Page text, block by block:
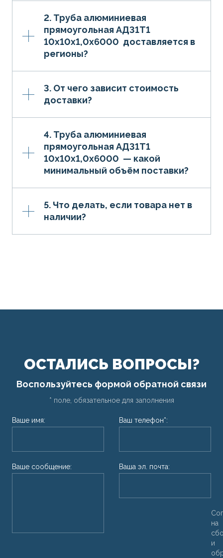
2. Труба алюминиевая
прямоугольная АД31Т1
10х10х1,0х6000 доставляется в
регионы?
3. От чего зависит стоимость
доставки?
4. Труба алюминиевая
прямоугольная АД31Т1
10х10х1,0х6000 — какой
минимальный объём поставки?
5. Что делать, если товара нет в
наличии?
ОСТАЛИСЬ ВОПРОСЫ?
Воспользуйтесь формой обратной связи
* поле, обязательное для заполнения
Ваше имя:
Ваше сообщение:
Ваш телефон*:
Ваша эл. почта:
на
и